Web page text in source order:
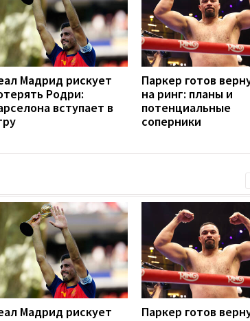
Мадрид рискует
Родри:
вступает в
Паркер готов
на ринг: планы и
потенциальные
соперники
Мадрид рискует
Паркер готов